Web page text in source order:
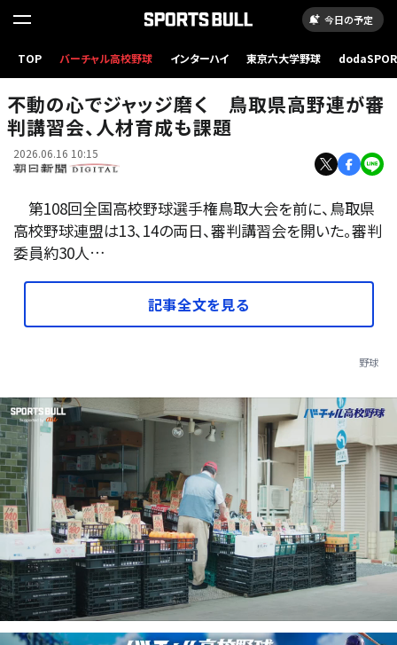
今日の予定
TOP バーチャル高校野球 インターハイ 東京六大学野球
球場、佐藤常敬撮影
不動の心でジャッジ磨く 鳥取県高野連が審
判講習会、人材育成も課題
2026.06.16 10:15
第108回全国高校野球選手権鳥取大会を前に、鳥取県
高校野球連盟は13、14の両日、審判講習会を開いた。審判
委員約30人…
記事全文を見る
野球